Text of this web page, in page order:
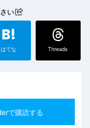
い
B!
はてな Threads
で購読する